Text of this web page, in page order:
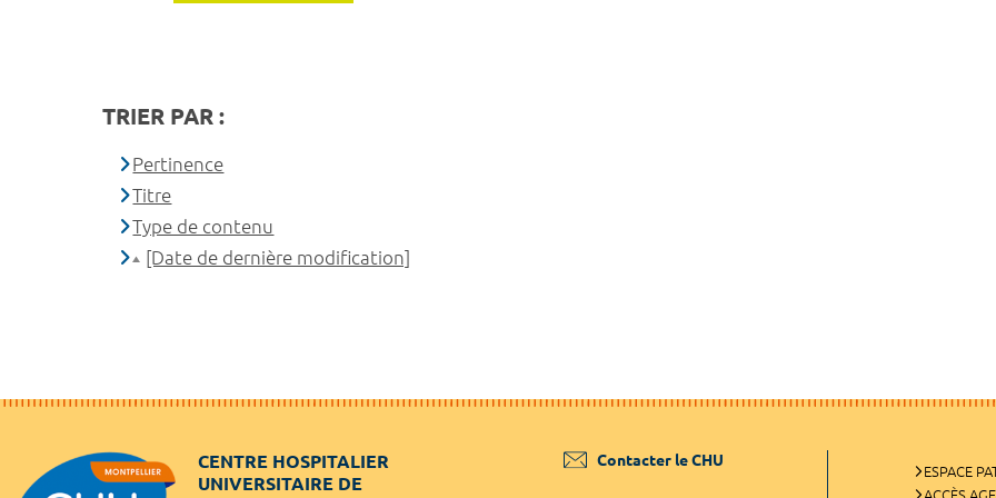
TRIER PAR :
Pertinence
Titre
Type de contenu
[Date de dernière modification]
CENTRE HOSPITALIER
UNIVERSITAIRE DE
Contacter le CHU
ESPACE
ACCÈS